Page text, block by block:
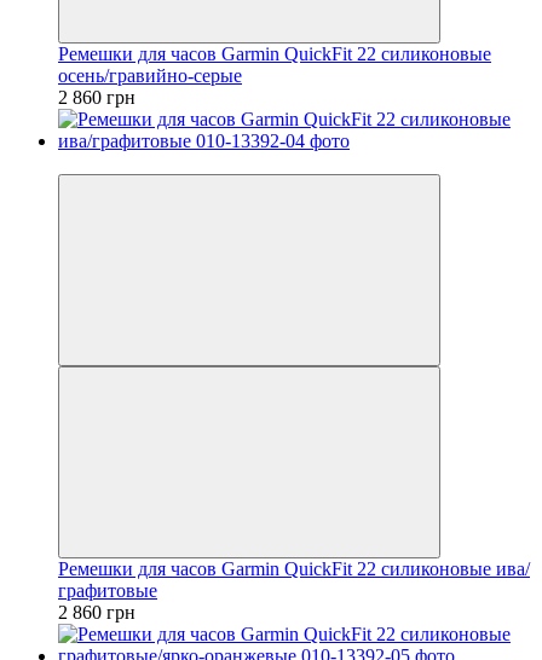
Ремешки для часов Garmin QuickFit 22 силиконовые
осень/гравийно-серые
2 860 грн
Ремешки для часов Garmin QuickFit 22 силиконовые ива/
графитовые
2 860 грн